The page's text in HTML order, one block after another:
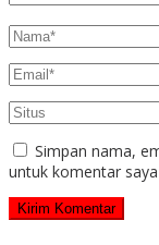
Simpan nama,
untuk komentar